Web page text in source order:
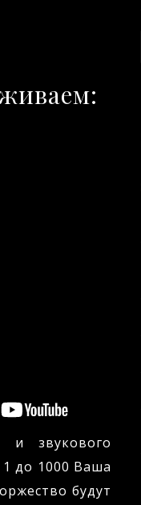
и звукового
1 до 1000 Ваша
будут